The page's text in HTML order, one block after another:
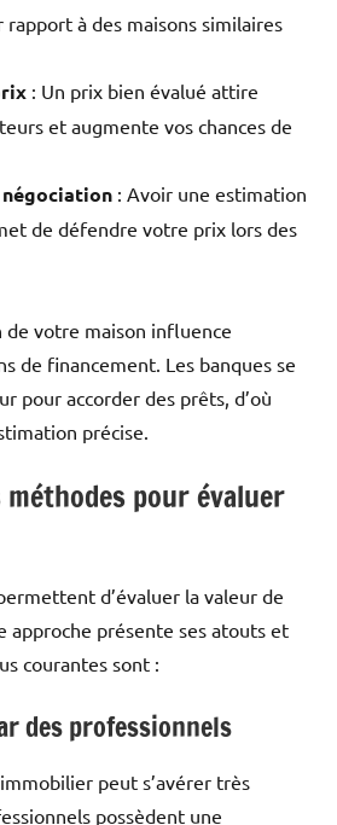
à des maisons similaires
: Un prix bien évalué attire
et augmente vos chances de
: Avoir une estimation
de défendre votre prix lors des
de votre maison influence
de financement. Les banques se
pour accorder des prêts, d’où
précise.
pour évaluer
d’évaluer la valeur de
approche présente ses atouts et
courantes sont :
des professionnels
peut s’avérer très
possèdent une